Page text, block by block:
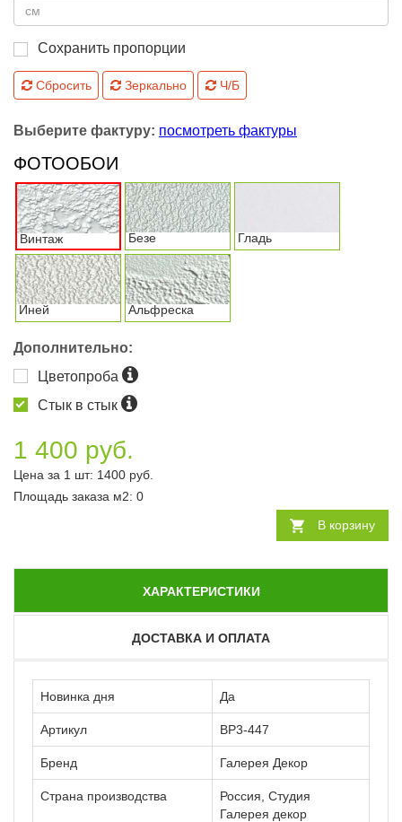
Сохранить пропорции
Сбросить Зеркально Ч/Б
Выберите фактуру: посмотреть фактуры
ФОТООБОИ
Винтаж Безе Гладь
Иней Альфреска
Дополнительно:
Цветопроба
Стык в стык
1 400 руб.
Цена за 1 шт: 1400 руб.
Площадь заказа м2: 0
В корзину
ХАРАКТЕРИСТИКИ
ДОСТАВКА И ОПЛАТА
Новинка дня Да
Артикул ВР3-447
Бренд Галерея Декор
Страна производства
Россия, Студия
Галерея декор